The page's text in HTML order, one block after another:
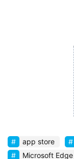
app store
Microsoft Edge